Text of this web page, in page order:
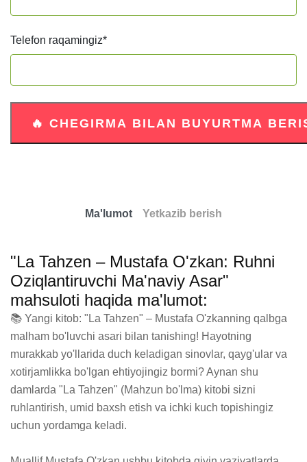
Telefon raqamingiz*
Ma'lumot Yetkazib berish
"La Tahzen – Mustafa O'zkan: Ruhni
Oziqlantiruvchi Ma'naviy Asar"
mahsuloti haqida ma'lumot:
📚 Yangi kitob: "La Tahzen" – Mustafa O'zkanning qalbga
malham bo'luvchi asari bilan tanishing! Hayotning
murakkab yo'llarida duch keladigan sinovlar, qayg'ular va
xotirjamlikka bo'lgan ehtiyojingiz bormi? Aynan shu
damlarda "La Tahzen" (Mahzun bo'lma) kitobi sizni
ruhlantirish, umid baxsh etish va ichki kuch topishingiz
uchun yordamga keladi.